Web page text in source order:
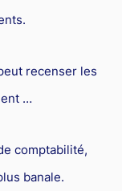
recenser les
…
comptabilité,
banale.